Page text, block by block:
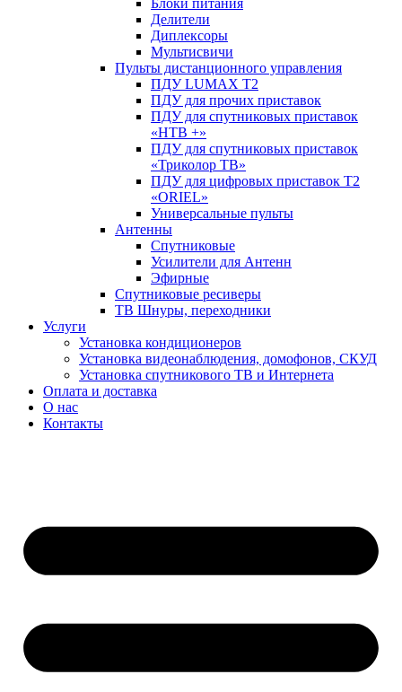
Блоки питания
Делители
Диплексоры
Мультисвичи
Пульты дистанционного управления
ПДУ LUMAX Т2
ПДУ для прочих приставок
ПДУ для спутниковых приставок
«НТВ +»
ПДУ для спутниковых приставок
«Триколор ТВ»
ПДУ для цифровых приставок Т2
«ORIEL»
Универсальные пульты
Антенны
Спутниковые
Усилители для Антенн
Эфирные
Спутниковые ресиверы
ТВ Шнуры, переходники
Услуги
Установка кондиционеров
Установка видеонаблюдения, домофонов, СКУД
Установка спутникового ТВ и Интернета
Оплата и доставка
О нас
Контакты